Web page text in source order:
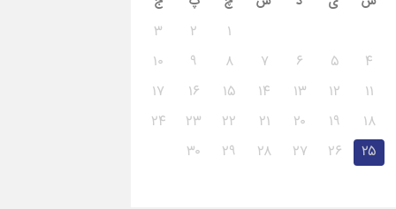
۱ ۲
۳
۴
۵ ۶ ۷ ۸ ۹
۱۰
۱۱
۱۲ ۱۳ ۱۴ ۱۵ ۱۶
۱۷
۱۸
۱۹ ۲۰ ۲۱ ۲۲ ۲۳
۲۴
۲۵
۲۶ ۲۷ ۲۸ ۲۹ ۳۰